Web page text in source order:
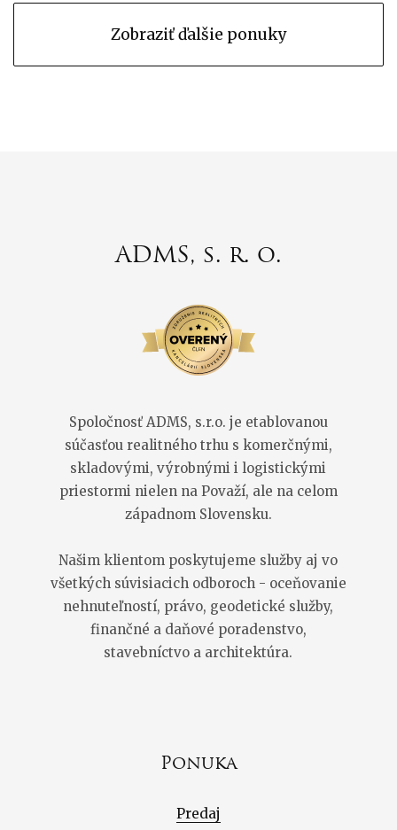
Zobraziť ďalšie ponuky
ADMS, s. r. o.
Spoločnosť ADMS, s.r.o. je etablovanou
súčasťou realitného trhu s komerčnými,
skladovými, výrobnými i logistickými
priestormi nielen na Považí, ale na celom
západnom Slovensku.
Našim klientom poskytujeme služby aj vo
všetkých súvisiacich odboroch - oceňovanie
nehnuteľností, právo, geodetické služby,
finančné a daňové poradenstvo,
stavebníctvo a architektúra.
Ponuka
Predaj